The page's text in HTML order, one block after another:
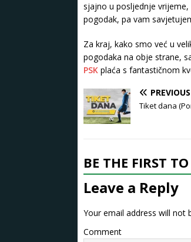
sjajno u posljednje
pogodak, pa vam
Za kraj, kako smo već u
pogodaka na obje strane,
PSK plaća s fantastičnom
PREVIOUS
Tiket dana
BE THE FIRST
Leave a Reply
Your email address will not
Comment